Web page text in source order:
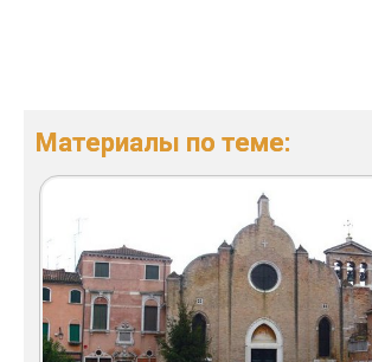
Материалы по теме: